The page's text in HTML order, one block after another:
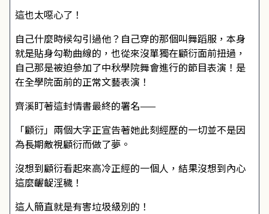
這也太噁心了！
自己什麼時候勾引過他？自己穿的那個叫舞蹈服，本身
就是貼身勾勒曲線的，也從來沒單獨在顧衍面前扭過，
自己那是被迫參加了中秋學院舞會進行的節目表演！是
在全學院面前的正常文藝表演！
齊溪盯著這封情書最終的署名——
「顧衍」兩個大字正宣告著她此刻經歷的一切並不是因
為長期敵視顧衍而做了夢。
沒想到顧衍看起來高冷正經的一個人，結果沒想到內心
這麼齷齪淫穢！
這人簡直就是有害垃圾級別的！